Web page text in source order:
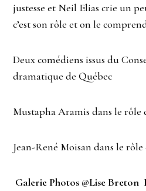
justesse et Neil Elias crie un
c’est son rôle et on le
Deux comédiens issus du
dramatique de Québec
Mustapha Aramis dans le rôle
Jean-René Moisan dans le
Galerie Photos @Lise Breton